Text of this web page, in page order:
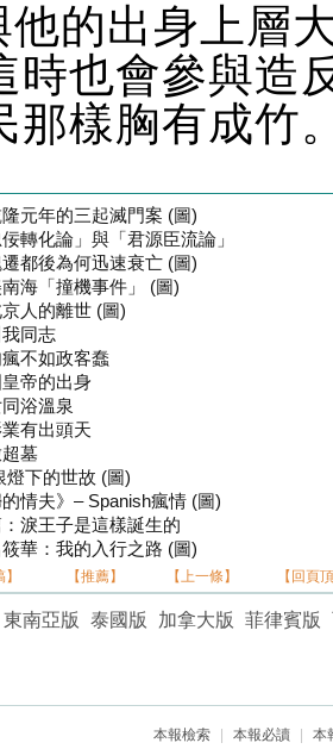
的出身上層
時也會參與造
那樣胸有成竹
元年的三起滅門案 (圖)
轉化論」與「君源臣流論」
都後為何迅速衰亡 (圖)
海「撞機事件」 (圖)
人的離世 (圖)
同志
不如政客蠢
帝的出身
浴溫泉
有出頭天
墓
燈下的世故 (圖)
情夫》– Spanish瘋情 (圖)
淚王子是這樣誕生的
華：我的入行之路 (圖)
【推薦】 【上一條】 【回頁
東南亞版 泰國版 加拿大版 菲律賓版
本報檢索 本報必讀
本